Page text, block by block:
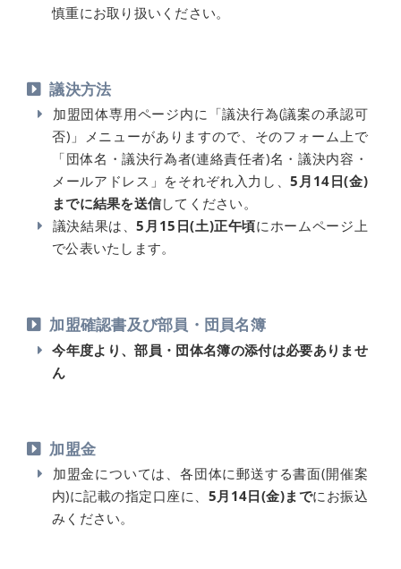
慎重にお取り扱いください。
議決方法
加盟団体専用ページ内に「議決行為(議案の承認可
否)」メニューがありますので、そのフォーム上で
「団体名・議決行為者(連絡責任者)名・議決内容・
メールアドレス」をそれぞれ入力し、5月14日(金)
までに結果を送信してください。
議決結果は、5月15日(土)正午頃にホームページ上
で公表いたします。
加盟確認書及び部員・団員名簿
今年度より、部員・団体名簿の添付は必要ありませ
ん
加盟金
加盟金については、各団体に郵送する書面(開催案
内)に記載の指定口座に、 5月14日(金)までにお振込
みください。